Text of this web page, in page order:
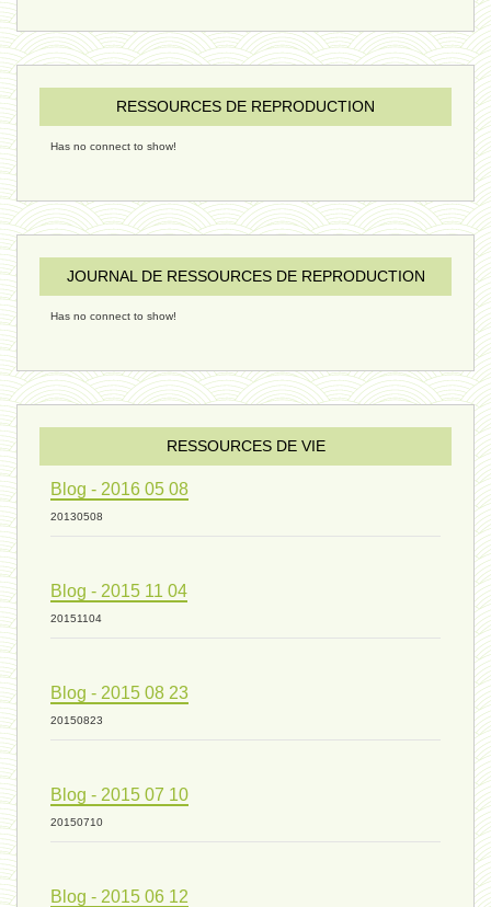
ressources de vie 05 - 23 décembre
humain 08 - 16 décembre 2024
sexualité 06 - 9 octobre 2024
ressources de vie 04 - 26
mode de production industriel 01 -
RESSOURCES DE REPRODUCTION
Has no connect to show!
JOURNAL DE RESSOURCES DE REPRODUCTION
Has no connect to show!
RESSOURCES DE VIE
Blog - 2016 05 08
20130508
Blog - 2015 11 04
20151104
Blog - 2015 08 23
20150823
Blog - 2015 07 10
20150710
Blog - 2015 06 12